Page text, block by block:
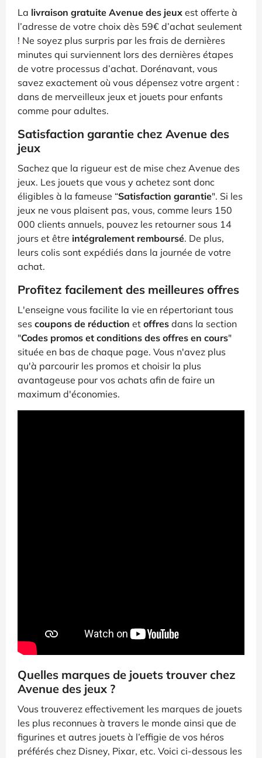
La livraison gratuite Avenue des jeux est offerte à
l’adresse de votre choix dès 59€ d’achat seulement
! Ne soyez plus surpris par les frais de dernières
minutes qui surviennent lors des dernières étapes
de votre processus d’achat. Dorénavant, vous
savez exactement où vous dépensez votre argent :
dans de merveilleux jeux et jouets pour enfants
comme pour adultes.
Satisfaction garantie chez Avenue des
jeux
Sachez que la rigueur est de mise chez Avenue des
jeux. Les jouets que vous y achetez sont donc
éligibles à la fameuse “Satisfaction garantie". Si les
jeux ne vous plaisent pas, vous, comme leurs 150
000 clients annuels, pouvez les retourner sous 14
jours et être intégralement remboursé. De plus,
leurs colis sont expédiés dans la journée de votre
achat.
Profitez facilement des meilleures offres
L'enseigne vous facilite la vie en répertoriant tous
ses coupons de réduction et offres dans la section
"Codes promos et conditions des offres en cours"
située en bas de chaque page. Vous n'avez plus
qu'à parcourir les promos et choisir la plus
avantageuse pour vos achats afin de faire un
maximum d'économies.
Quelles marques de jouets trouver chez
Avenue des jeux ?
Vous trouverez effectivement les marques de jouets
les plus reconnues à travers le monde ainsi que de
figurines et autres jouets à l’effigie de vos héros
préférés chez Disney, Pixar, etc. Voici ci-dessous les